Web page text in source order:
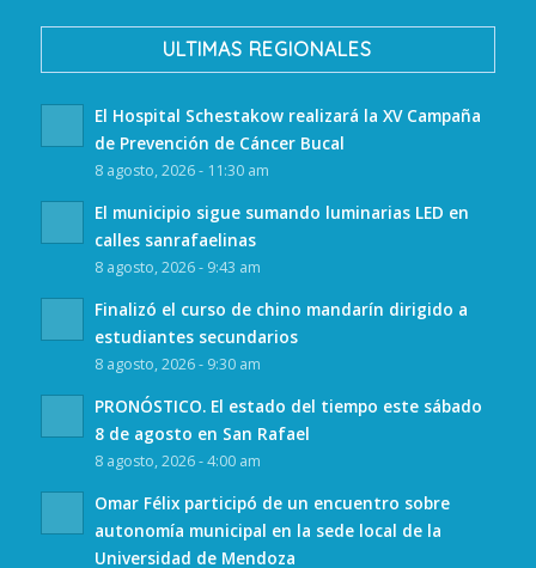
ULTIMAS REGIONALES
El Hospital Schestakow realizará la XV Campaña
de Prevención de Cáncer Bucal
8 agosto, 2026 - 11:30 am
El municipio sigue sumando luminarias LED en
calles sanrafaelinas
8 agosto, 2026 - 9:43 am
Finalizó el curso de chino mandarín dirigido a
estudiantes secundarios
8 agosto, 2026 - 9:30 am
PRONÓSTICO. El estado del tiempo este sábado
8 de agosto en San Rafael
8 agosto, 2026 - 4:00 am
Omar Félix participó de un encuentro sobre
autonomía municipal en la sede local de la
Universidad de Mendoza